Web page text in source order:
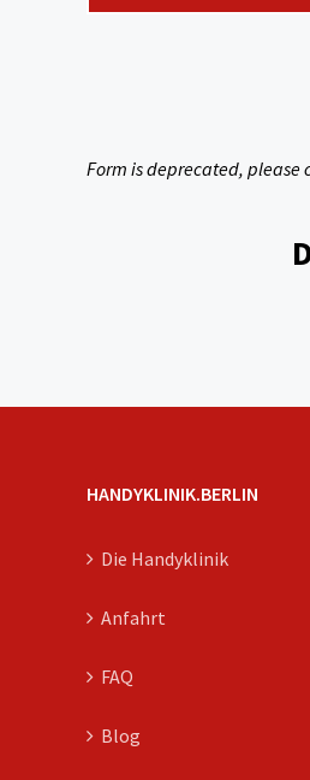
Form is deprecated, please
HANDYKLINIK.BERLIN
Die Handyklinik
Anfahrt
FAQ
Blog